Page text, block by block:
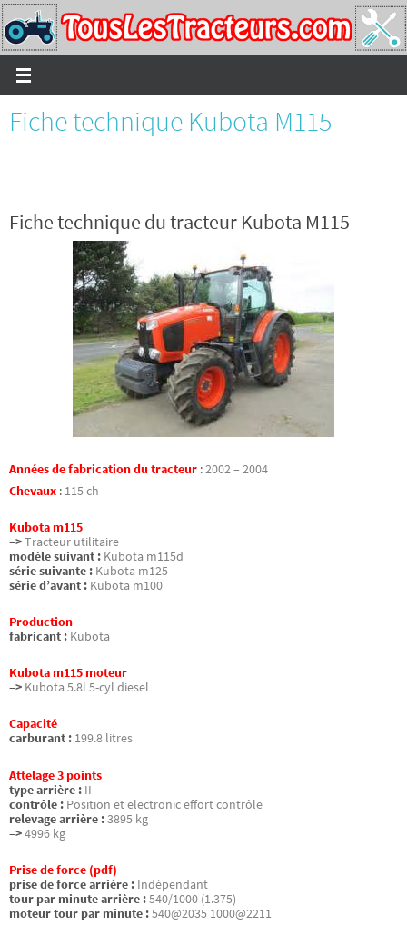
Passer
vers
le
contenu
Fiche technique Kubota M115
Fiche technique du tracteur Kubota M115
Années de fabrication du tracteur :2002 – 2004
Chevaux : 115 ch
Kubota m115
–>Tracteur utilitaire
modèle suivant : Kubota m115d
série suivante : Kubota m125
série d’avant : Kubota m100
Production
fabricant : Kubota
Kubota m115 moteur
–> Kubota 5.8l 5-cyl diesel
Capacité
carburant : 199.8 litres
Attelage 3 points
type arrière : II
contrôle : Position et electronic effort contrôle
relevage arrière :3895 kg
–>4996 kg
Prise de force (pdf)
prise de force arrière : Indépendant
tour par minute arrière :540/1000 (1.375)
moteur tour par minute :540@2035 1000@2211